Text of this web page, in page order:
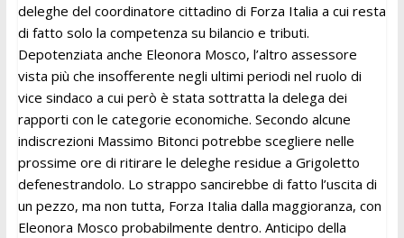
deleghe del coordinatore cittadino di Forza Italia a cui resta
di fatto solo la competenza su bilancio e tributi.
Depotenziata anche Eleonora Mosco, l’altro assessore
vista più che insofferente negli ultimi periodi nel ruolo di
vice sindaco a cui però è stata sottratta la delega dei
rapporti con le categorie economiche. Secondo alcune
indiscrezioni Massimo Bitonci potrebbe scegliere nelle
prossime ore di ritirare le deleghe residue a Grigoletto
defenestrandolo. Lo strappo sancirebbe di fatto l’uscita di
un pezzo, ma non tutta, Forza Italia dalla maggioranza, con
Eleonora Mosco probabilmente dentro. Anticipo della